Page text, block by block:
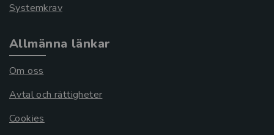
Systemkrav
Allmänna länkar
Om oss
Avtal och rättigheter
Cookies